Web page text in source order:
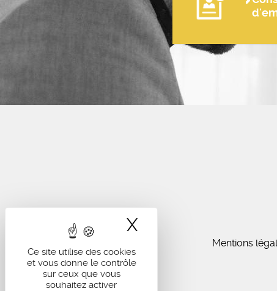
Ce site utilise des cookies
et vous donne le contrôle
sur ceux que vous
souhaitez activer
X
Mentions